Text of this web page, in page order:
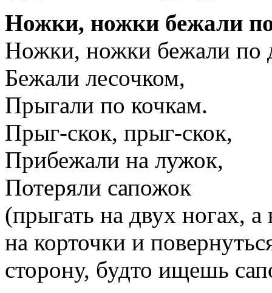
Ножки, ножки бежали
Ножки, ножки бежали по
Бежали лесочком,
Прыгали по кочкам.
Прыг-скок, прыг-скок,
Прибежали на лужок,
Потеряли сапожок
(прыгать на двух ногах, а
на корточки и
сторону, будто ищешь